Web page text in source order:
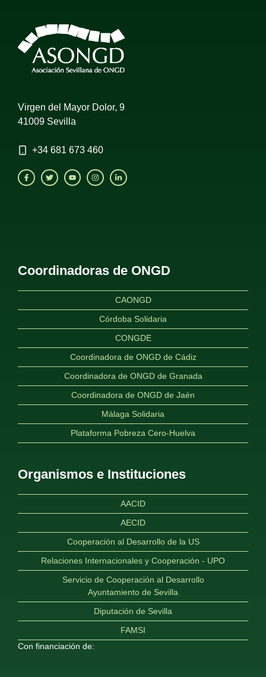
Virgen del Mayor Dolor, 9
41009 Sevilla
+34 681 673 460
Coordinadoras de ONGD
CAONGD
Córdoba Solidaria
CONGDE
Coordinadora de ONGD de Cádiz
Coordinadora de ONGD de Granada
Coordinadora de ONGD de Jaén
Málaga Solidaria
Plataforma Pobreza Cero-Huelva
Organismos e Instituciones
AACID
AECID
Cooperación al Desarrollo de la US
Relaciones Internacionales y Cooperación - UPO
Servicio de Cooperación al Desarrollo
Ayuntamiento de Sevilla
Diputación de Sevilla
FAMSI
Con financiación de: